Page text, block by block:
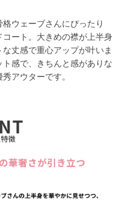
ウェーブさんにぴったり
ート。大きめの襟が上半身
丈感で重心アップが叶いま
感で、きちんと感がありな
アウターです。